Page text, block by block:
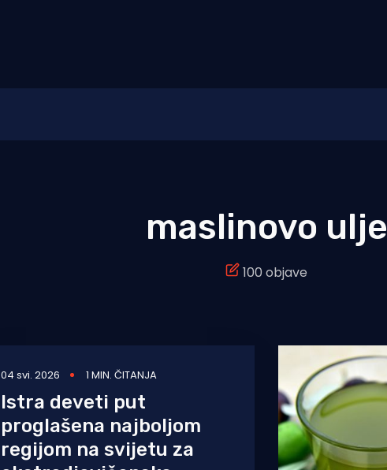
maslinovo ulje
100 objave
04 svi. 2026 1 MIN. ČITANJA
Istra deveti put
proglašena najboljom
regijom na svijetu za